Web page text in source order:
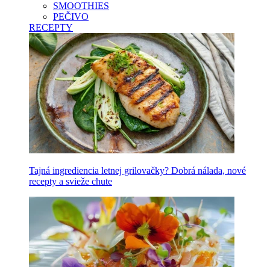
SMOOTHIES
PEČIVO
RECEPTY
Tajná ingrediencia letnej grilovačky? Dobrá nálada, nové
recepty a svieže chute